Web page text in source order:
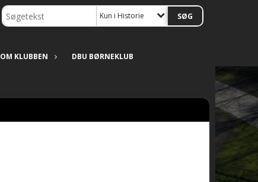
Kun i Historie
OM KLUBBEN DBU BØRNEKLUB